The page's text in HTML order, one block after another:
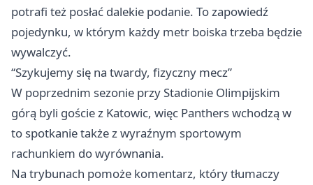
potrafi też posłać dalekie podanie. To zapowiedź
pojedynku, w którym każdy metr boiska trzeba będzie
wywalczyć.
“Szykujemy się na twardy, fizyczny mecz”
W poprzednim sezonie przy Stadionie Olimpijskim
górą byli goście z Katowic, więc Panthers wchodzą w
to spotkanie także z wyraźnym sportowym
rachunkiem do wyrównania.
Na trybunach pomoże komentarz, który tłumaczy